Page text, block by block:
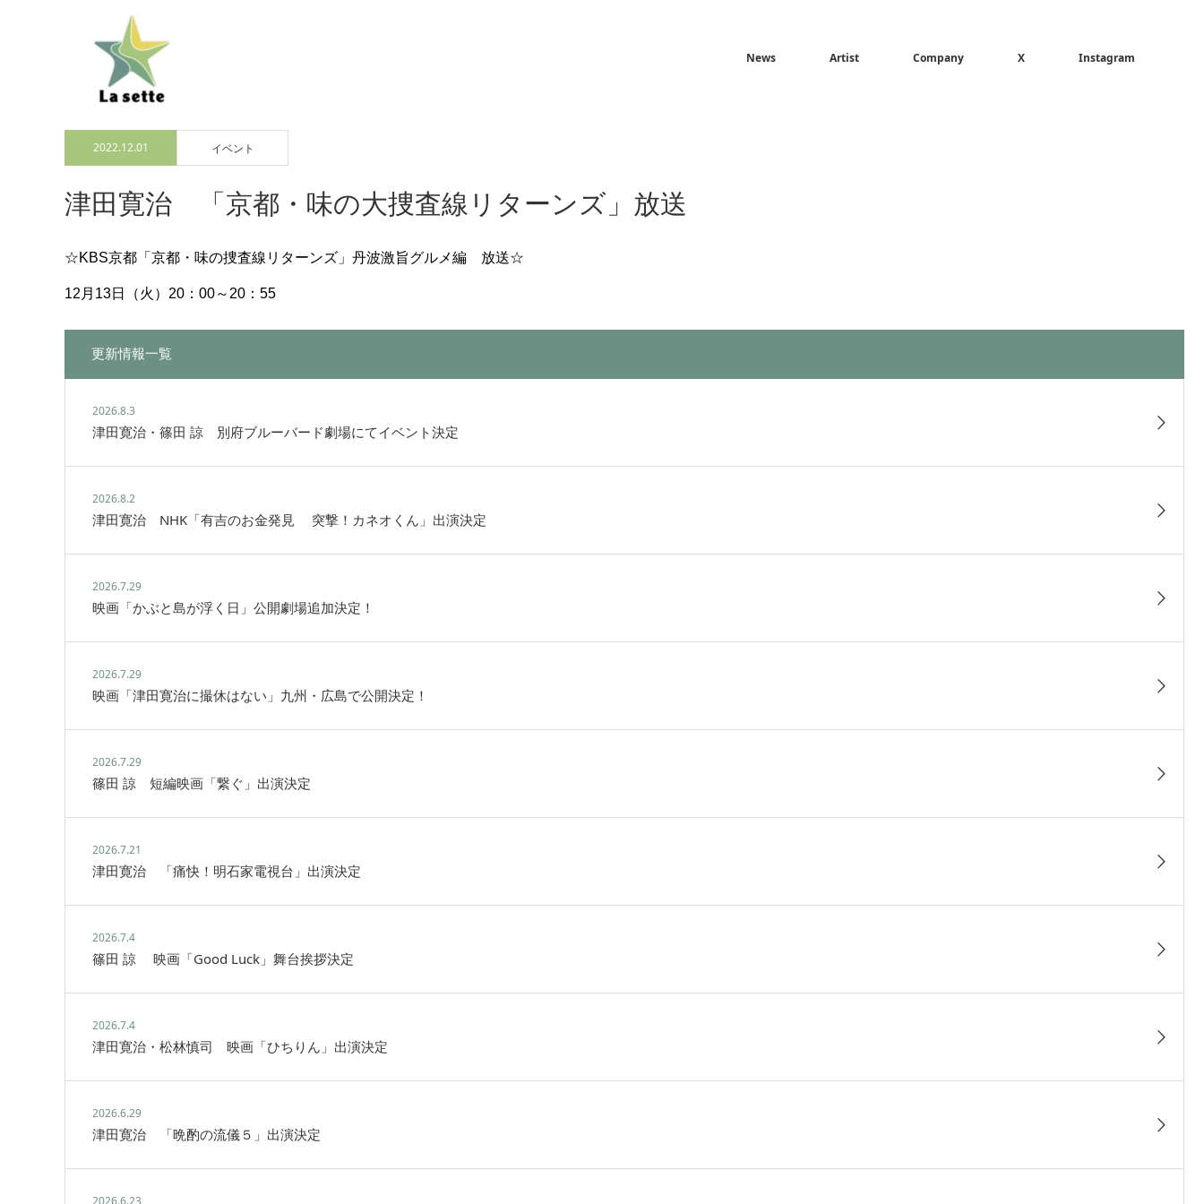
News Artist Company X Instagram
2022.12.01 イベント
津田寛治 「京都・味の大捜査線リターンズ」放送
☆KBS京都「京都・味の捜査線リターンズ」丹波激旨グルメ編 放送☆
12月13日（火）20：00～20：55
更新情報一覧
2026.8.3
津田寛治・篠田 諒 別府ブルーバード劇場にてイベント決定
2026.8.2
津田寛治 NHK「有吉のお金発見 突撃！カネオくん」出演決定
2026.7.29
映画「かぶと島が浮く日」公開劇場追加決定！
2026.7.29
映画「津田寛治に撮休はない」九州・広島で公開決定！
2026.7.29
篠田 諒 短編映画「繋ぐ」出演決定
2026.7.21
津田寛治 「痛快！明石家電視台」出演決定
2026.7.4
篠田 諒 映画「Good Luck」舞台挨拶決定
2026.7.4
津田寛治・松林慎司 映画「ひちりん」出演決定
2026.6.29
津田寛治 「晩酌の流儀５」出演決定
2026.6.23